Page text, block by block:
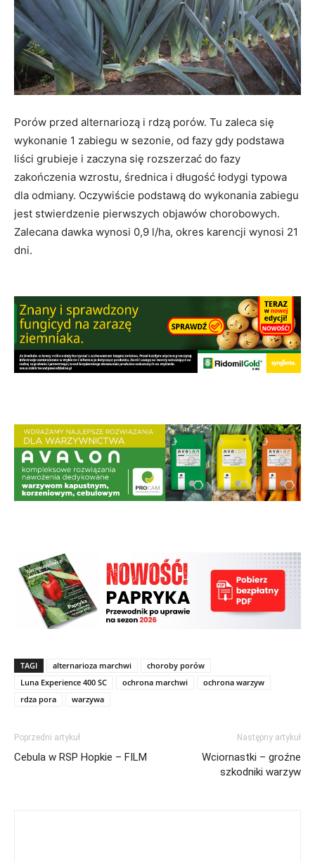
Porów przed alternariozą i rdzą porów. Tu zaleca się
wykonanie 1 zabiegu w sezonie, od fazy gdy podstawa
liści grubieje i zaczyna się rozszerzać do fazy
zakończenia wzrostu, średnica i długość łodygi typowa
dla odmiany. Oczywiście podstawą do wykonania zabiegu
jest stwierdzenie pierwszych objawów chorobowych.
Zalecana dawka wynosi 0,9 l/ha, okres karencji wynosi 21
dni.
TAGI alternarioza marchwi
choroby porów
Luna Experience 400 SC
ochrona marchwi
ochrona warzyw
rdza pora
warzywa
Poprzedni artykuł
Cebula w RSP Hopkie – FILM
Następny artykuł
Wciornastki – groźne
szkodniki warzyw